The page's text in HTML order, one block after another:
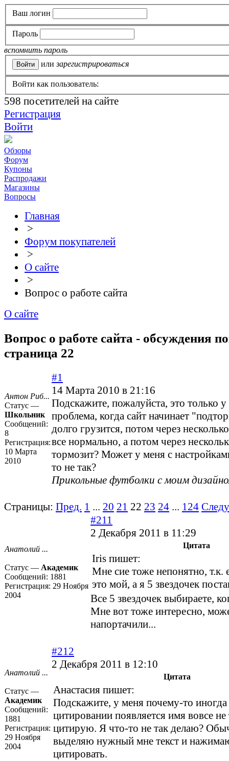
Ваш логин
Пароль
вспомнить пароль
или зарегистрироваться
Войти как пользователь:
598 посетителей на сайте
Регистрация
Войти
Обзоры
Форум
Купоны
Распродажи
Магазины
Вопросы
Главная
>
Форум покупателей
>
О сайте
>
Вопрос о работе сайта
О сайте
Вопрос о работе сайта - обсуждения
страница 22
Антон Риб...
Статус —
Школьник
Сообщений:
8
Регистрация:
10 Марта
2010
#1
14 Марта 2010 в 21:16
Подскажите, пожалуйста, это только у
проблема, когда сайт начинает
долго грузится, потом через
все нормально, а потом через
тормозит? Может у меня с
то не так?
Прикольные футболки с моим
Страницы: Пред. 1 ... 20 21 22 23 24 ... 124
Анатолий ...
Статус — Академик
Сообщений: 1881
Регистрация: 29 Ноября
2004
#211
2 Декабря 2011 в 11:29
Цитата
Iris пишет:
Мне сие тоже непонятно, т.к.
это мой, а я 5 звездочек
Все 5 звездочек выбираете,
Мне вот тоже интересно,
напортачили...
Анатолий ...
Статус —
Академик
Сообщений:
1881
Регистрация:
29 Ноября
2004
#212
2 Декабря 2011 в 12:10
Цитата
Анастасия пишет:
Подскажите, у меня почему-то
цитировании появляется имя вовсе не
цитирую. Я что-то не так делаю?
выделяю нужный мне текст и
цитировать.